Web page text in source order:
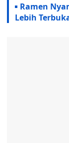
Ramen
Lebih